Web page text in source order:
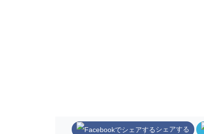
シェアする